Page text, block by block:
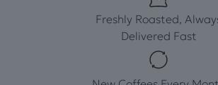
Freshly Roasted,
Delivered Fast